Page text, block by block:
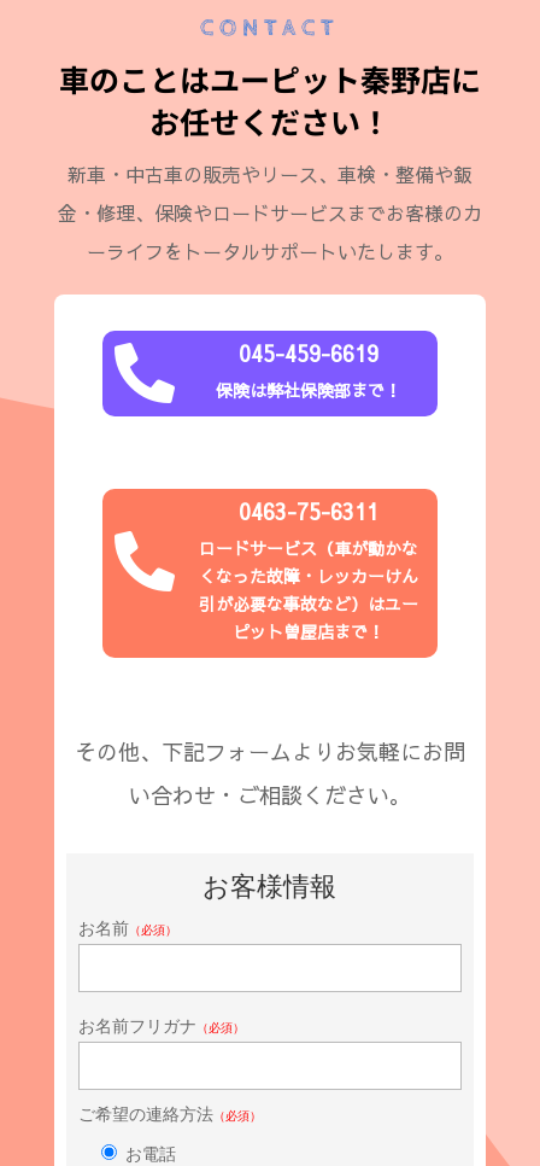
CONTACT
車のことはユーピット秦野店に
お任せください！
新車・中古車の販売やリース、車検・整備や鈑
金・修理、保険やロードサービスまでお客様のカ
ーライフをトータルサポートいたします。
 045-459-6619
保険は弊社保険部まで！

0463-75-6311
ロードサービス（車が動かな
くなった故障・レッカーけん
引が必要な事故など）はユー
ピット曽屋店まで！
その他、下記フォームよりお気軽にお問
い合わせ・ご相談ください。
お客様情報
お名前（必須）
お名前フリガナ （必須）
ご希望の連絡方法（必須）
お電話